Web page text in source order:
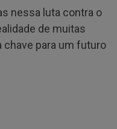
nessa luta contra o
de muitas
chave para um futuro